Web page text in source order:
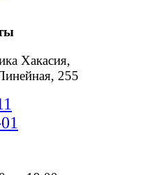
Хакасия,
255